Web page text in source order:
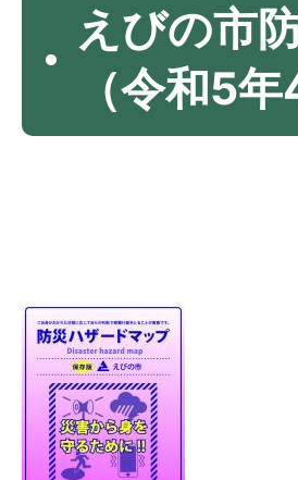
えびの市
（令和5